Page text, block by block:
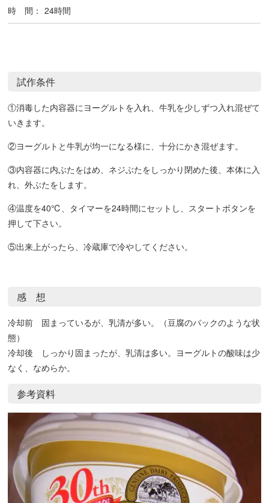
時 間： 24時間
試作条件
①消毒した内容器にヨーグルトを入れ、牛乳を少しずつ入れ混ぜて
いきます。
②ヨーグルトと牛乳が均一になる様に、十分にかき混ぜます。
③内容器に内ぶたをはめ、ネジぶたをしっかり閉めた後、本体に入
れ、外ぶたをします。
④温度を40℃、タイマーを24時間にセットし、スタートボタンを
押して下さい。
⑤出来上がったら、冷蔵庫で冷やしてください。
感 想
冷却前 固まっているが、乳清が多い。（豆腐のパックのような状
態）
冷却後 しっかり固まったが、乳清は多い。ヨーグルトの酸味は少
なく、なめらか。
参考資料